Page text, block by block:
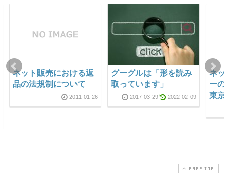
ネット販売における返
品の法規制について
2011-01-26
グーグルは「形を読み
取っています」
2017-03-29 2022-02-09
ネ
ー
東
PAGE TOP